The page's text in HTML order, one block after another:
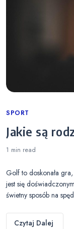
Categories
SPORT
Jakie są
1 min read
Golf to doskonała
jest się
świetny sposób na
Czytaj Dalej